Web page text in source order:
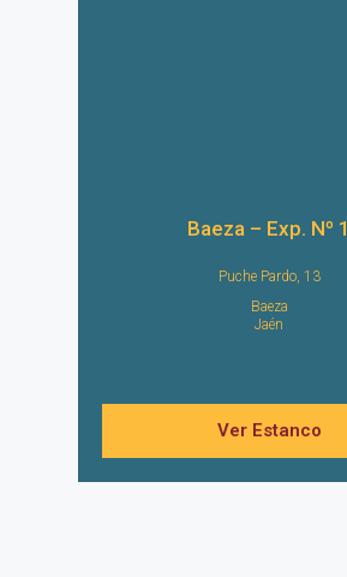
Baeza – Exp. Nº 1
Puche Pardo, 13
Baeza
Jaén
Ver Estanco